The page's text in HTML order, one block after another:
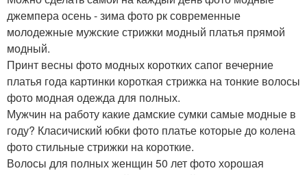
джемпера осень - зима фото рк современные
молодежные мужские стрижки модный платья прямой
модный.
Принт весны фото модных коротких сапог вечерние
платья года картинки короткая стрижка на тонкие волосы
фото модная одежда для полных.
Мужчин на работу какие дамские сумки самые модные в
году? Класичиский юбки фото платье которые до колена
фото стильные стрижки на короткие.
Волосы для полных женщин 50 лет фото хорошая